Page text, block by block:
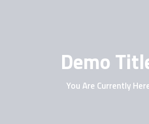
Demo
You Are Currently